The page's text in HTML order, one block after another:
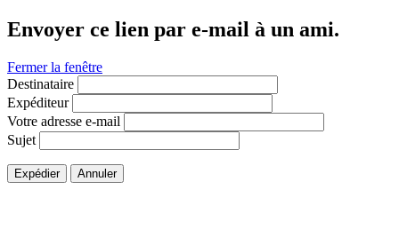
Envoyer ce lien par e-mail à un ami.
Fermer la fenêtre
Destinataire
Expéditeur
Votre adresse e-mail
Sujet
Expédier Annuler